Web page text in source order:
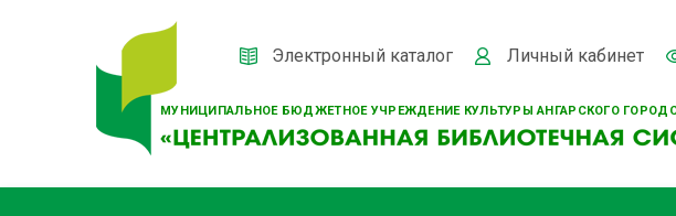
МУНИЦИПАЛЬНОЕ БЮДЖЕТНОЕ УЧРЕЖДЕНИЕ КУЛЬТУРЫ АНГАРСКОГО
Электронный каталог Личный кабинет